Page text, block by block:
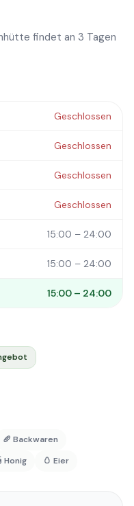
findet an 3 Tagen
Geschlossen
Geschlossen
Geschlossen
Geschlossen
15:00 – 24:00
15:00 – 24:00
15:00 – 24:00
🥖 Backwaren
Honig 🥚 Eier